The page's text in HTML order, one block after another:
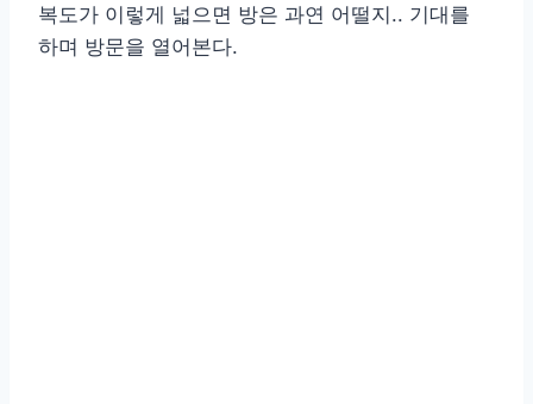
복도가 이렇게 넓으면 방은 과연 어떨지.. 기대를
하며 방문을 열어본다.